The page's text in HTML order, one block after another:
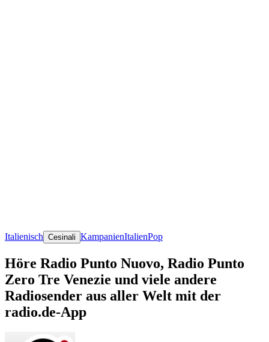
Italienisch Cesinali KampanienItalienPop
Höre Radio Punto Nuovo, Radio Punto
Zero Tre Venezie und viele andere
Radiosender aus aller Welt mit der
radio.de-App